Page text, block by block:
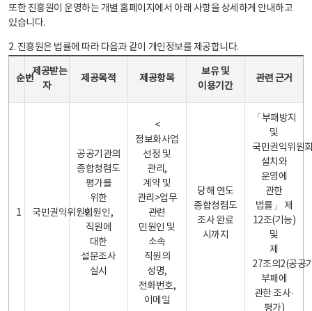
또한 진흥원이 운영하는 개별 홈페이지에서 아래 사항을 상세하게 안내하고
있습니다.
2. 진흥원은 법률에 따라 다음과 같이 개인정보를 제공합니다.
순번
제공받는
자
제공목적 제공항목
보유 및
이용기간
관련 근거
1 국민권익위원회
공공기관의
종합청렴도
평가를
위한
민원인,
직원에
대한
설문조사
실시
<
정보화사업
선정 및
관리,
계약 및
관리>업무
관련
민원인 및
소속
직원의
성명,
전화번호,
이메일
당해 연도
종합청렴도
조사 완료
시까지
「부패방지
및
국민권익위원
설치와
운영에
관한
법률」 제
12조(기능)
및
제
27조의2(공공
부패에
관한 조사·
평가)